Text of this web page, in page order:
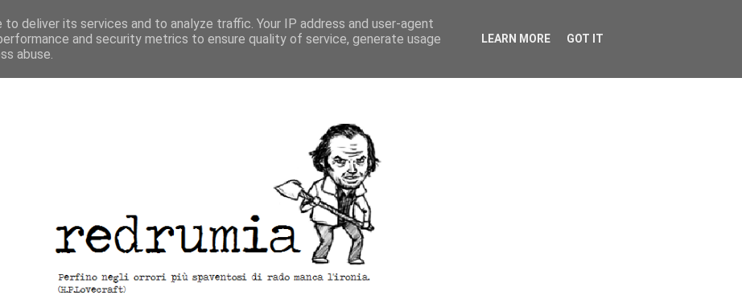
deliver its services and to analyze traffic. Your IP address and user-agent
and security metrics to ensure quality of service, generate usage
abuse.
LEARN MORE GOT IT